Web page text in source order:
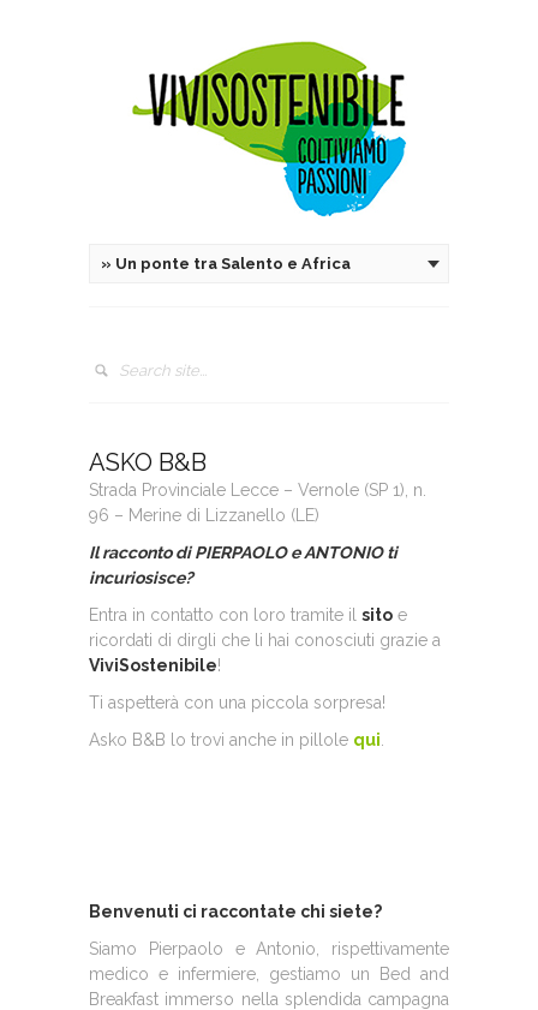
» Un ponte tra Salento e Africa
ASKO B&B
Strada Provinciale Lecce – Vernole (SP 1), n.
96 – Merine di Lizzanello (LE)
Il racconto di PIERPAOLOe ANTONIO ti
incuriosisce?
Entra in contatto con loro tramite il sito e
ricordati di dirgli che li hai conosciuti grazie a
ViviSostenibile!
Ti aspetterà con una piccola sorpresa!
Asko B&B lo trovi anche in pillole qui
Benvenuti ci raccontate chi siete?
Siamo Pierpaolo e Antonio, rispettivamente
medico e infermiere, gestiamo un Bed and
Breakfast immerso nella splendida campagna